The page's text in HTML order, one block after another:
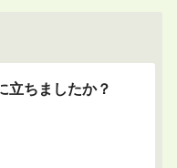
立ちましたか？